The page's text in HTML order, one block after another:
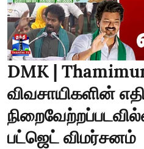
DMK |
விவசாயிகளின்
பட்ஜெட் விமர்சனம்